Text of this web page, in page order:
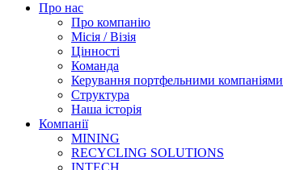
Про нас
Про компанію
Місія / Візія
Цінності
Команда
Керування портфельними компаніями
Структура
Наша історія
Компанії
MINING
RECYCLING SOLUTIONS
INTECH